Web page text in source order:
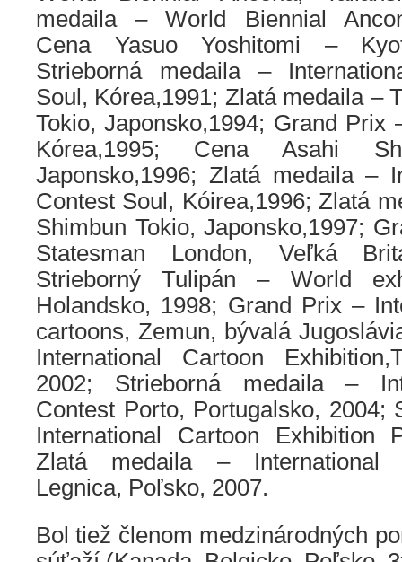
medaila – World Biennial
Cena Yasuo Yoshitomi –
Strieborná medaila –
Soul, Kórea,1991; Zlatá medaila –
Tokio, Japonsko,1994; Grand Prix
Kórea,1995; Cena Asahi
Japonsko,1996; Zlatá medaila –
Contest Soul, Kóirea,1996; Zlatá
Shimbun Tokio, Japonsko,1997;
Statesman London, Veľká
Strieborný Tulipán – World
Holandsko, 1998; Grand Prix –
cartoons, Zemun, bývalá
International Cartoon
2002; Strieborná medaila –
Contest Porto, Portugalsko, 2004;
International Cartoon Exhibition
Zlatá medaila – International
Legnica, Poľsko, 2007.
Bol tiež členom medzinárodných